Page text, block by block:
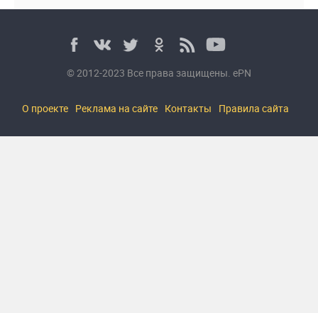
© 2012-2023 Все права защищены. ePN
О проекте Реклама на сайте Контакты Правила сайта